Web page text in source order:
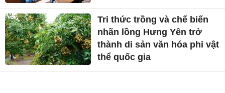
Tri thức trồng và chế biến
nhãn lồng Hưng Yên trở
thành di sản văn hóa phi vật
thể quốc gia